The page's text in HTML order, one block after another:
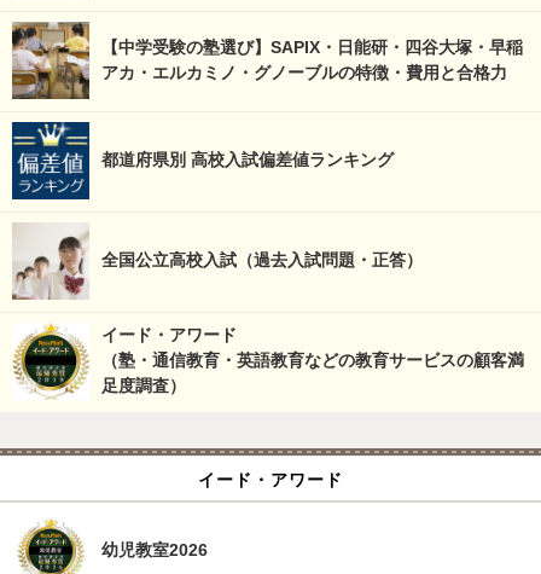
【中学受験の塾選び】SAPIX・日能研・四谷大塚・早稲
アカ・エルカミノ・グノーブルの特徴・費用と合格力
都道府県別 高校入試偏差値ランキング
全国公立高校入試（過去入試問題・正答）
イード・アワード
（塾・通信教育・英語教育などの教育サービスの顧客満
足度調査）
イード・アワード
幼児教室2026